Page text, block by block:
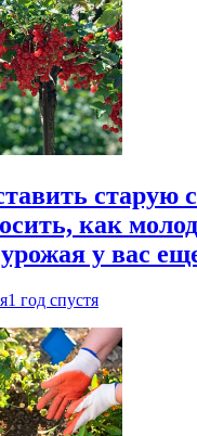
старую
как
у вас
1 год спустя